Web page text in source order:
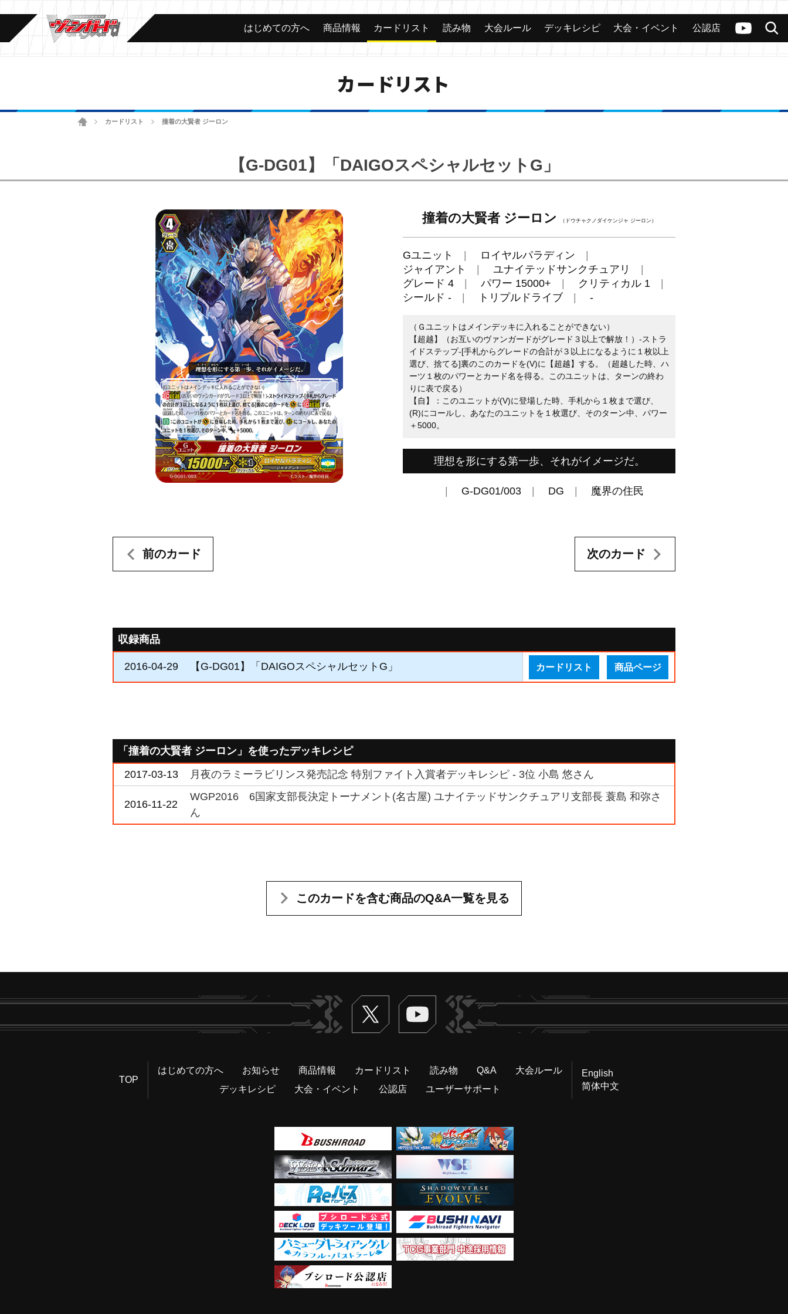
ヴァンガードch
検索
カード 大会 公認店舗 その他
はじめての方へ 商品情報 カードリスト 読み物 大会ルール デッキレシピ 大会・イベント 公認店
カードリスト
ホームカードリスト 撞着の大賢者 ジーロン
【G-DG01】「DAIGOスペシャルセットG」
撞着の大賢者 ジーロン （ドウチャクノダイケンジャ ジーロン）
Gユニット
ロイヤルパラディン
ジャイアント
ユナイテッドサンクチュアリ
グレード 4
パワー 15000+
クリティカル 1
シールド -
トリプルドライブ -
（Ｇユニットはメインデッキに入れることができない）
【超越】（お互いのヴァンガードがグレード３以上で解放！）-ストラ
イドステップ-[手札からグレードの合計が３以上になるように１枚以上
選び、捨てる]裏のこのカードを(V)に【超越】する。（超越した時、ハ
ーツ１枚のパワーとカード名を得る。このユニットは、ターンの終わ
りに表で戻る）
【自】：このユニットが(V)に登場した時、手札から１枚まで選び、
(R)にコールし、あなたのユニットを１枚選び、そのターン中、パワー
＋5000。
理想を形にする第一歩、それがイメージだ。
G-DG01/003 DG 魔界の住民
前のカード 次のカード
収録商品
2016-04-29 【G-DG01】「DAIGOスペシャルセットG」 カードリスト 商品ページ
「撞着の大賢者 ジーロン」を使ったデッキレシピ
2017-03-13
月夜のラミーラビリンス発売記念 特別ファイト入賞者デッキレシピ - 3位 小島 悠さん
2016-11-22
WGP2016 6国家支部長決定トーナメント(名古屋) ユナイテッドサンクチュアリ支部長 蓑島 和弥さ
ん
このカードを含む商品のQ&A一覧を見る
Twitter ヴァンガードch
TOP
はじめての方へ お知らせ 商品情報 カードリスト 読み物 Q&A
大会ルール
デッキレシピ
大会・イベント 公認店 ユーザーサポート
English
简体中文